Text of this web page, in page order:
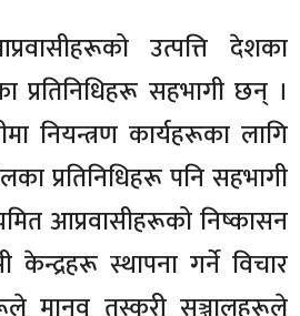
उत्पत्ति देशका
प्रतिनिधिहरू सहभागी छन् ।
नियन्त्रण कार्यहरूका लागि
प्रतिनिधिहरू पनि सहभागी
आप्रवासीहरूको निष्कासन
केन्द्रहरू स्थापना गर्ने विचार